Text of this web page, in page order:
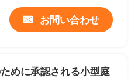
お問い合わせ
めに承認される小型庭